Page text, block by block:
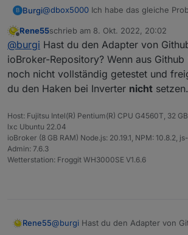
eingetragen und der User kann
nicht.
Dunkelheit noch 3-10 W Ertrag
übermittelter Wert) angezeigt
entsprechend dem eigenen
Für Fragen und Anregungen habe
offenes Ohr. Bin mal gespannt, wie
Adapter einsetzen werden.
B Burgi@dbox5000 Ich habe das gleiche
Bei mir im Log steht
solarmanpv.0 info Terminated
done. Going to terminate till next
solarmanpv.0 warn [initializeStation] error: TypeError:
response.data.stationList is not iterable
raschy/
/opt/iobroker/node_modules/
v16.17.0, js-controller: 4.0.23
Ich hab den mi600.
Zugangsdaten sind da.
Wo liegt mein Problem?
Vielen Dank im Voraus!
Thomas
Offline
Rene55schrieb am 8. Okt. 2022, 20:02
zuletzt editiert von
@burgi Hast du den Adapter von
ioBroker-Repository? Wenn aus Github
noch nicht vollständig getestet und
du den Haken bei Inverter nicht setzen.
Host: Fujitsu Intel(R) Pentium(R) CPU G4560T, 32
lxc Ubuntu 22.04
ioBroker (8 GB RAM) Node.js: 20.19.1, NPM: 10.8.2,
Admin: 7.6.3
Wetterstation: Froggit WH3000SE V1.6.6
Rene55@burgi Hast du den Adapter von